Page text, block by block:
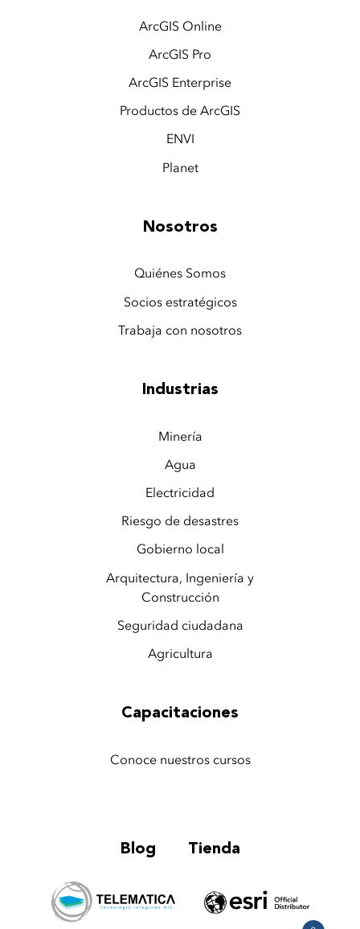
ArcGIS Online
ArcGIS Pro
ArcGIS Enterprise
Productos de ArcGIS
ENVI
Planet
Nosotros
Quiénes Somos
Socios estratégicos
Trabaja con nosotros
Industrias
Minería
Agua
Electricidad
Riesgo de desastres
Gobierno local
Arquitectura, Ingeniería y
Construcción
Seguridad ciudadana
Agricultura
Capacitaciones
Conoce nuestros cursos
Blog Tienda